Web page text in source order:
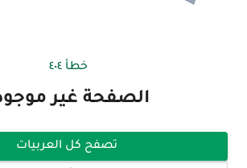
خطأ ٤٠٤
الصفحة غير
تصفح كل العربيات